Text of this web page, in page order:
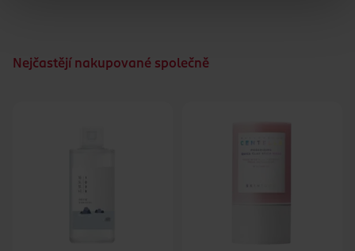
Nejčastějí nakupované společně